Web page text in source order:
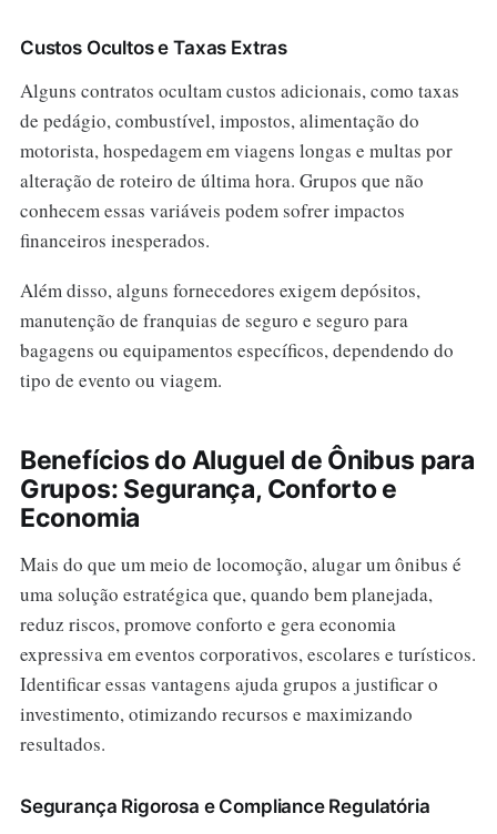
Custos Ocultos e Taxas Extras
Alguns contratos ocultam custos adicionais, como taxas
de pedágio, combustível, impostos, alimentação do
motorista, hospedagem em viagens longas e multas por
alteração de roteiro de última hora. Grupos que não
conhecem essas variáveis podem sofrer impactos
financeiros inesperados.
Além disso, alguns fornecedores exigem depósitos,
manutenção de franquias de seguro e seguro para
bagagens ou equipamentos específicos, dependendo do
tipo de evento ou viagem.
Benefícios do Aluguel de Ônibus para
Grupos: Segurança, Conforto e
Economia
Mais do que um meio de locomoção, alugar um ônibus é
uma solução estratégica que, quando bem planejada,
reduz riscos, promove conforto e gera economia
expressiva em eventos corporativos, escolares e turísticos.
Identificar essas vantagens ajuda grupos a justificar o
investimento, otimizando recursos e maximizando
resultados.
Segurança Rigorosa e Compliance Regulatória